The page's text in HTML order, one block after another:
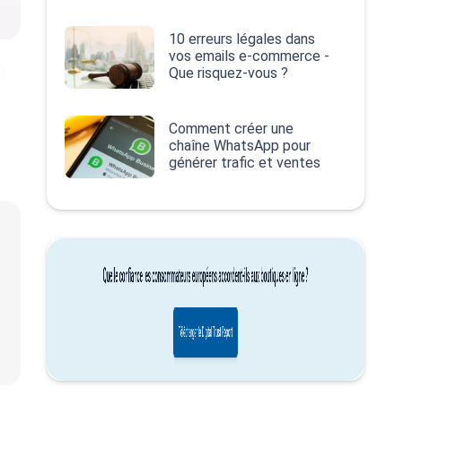
10 erreurs légales dans
vos emails e‑commerce -
Que risquez-vous ?
Comment créer une
chaîne WhatsApp pour
générer trafic et ventes